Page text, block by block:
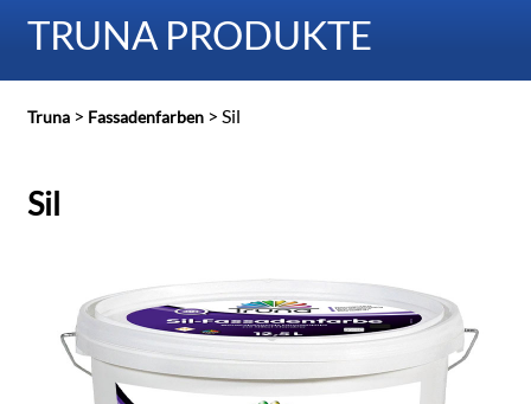
TRUNA PRODUKTE
Truna> Fassadenfarben> Sil
Sil